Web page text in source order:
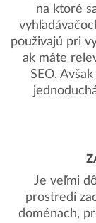
na ktoré
použivajú pri
ak máte
SEO.
Je veľmi
prostredí
doménach,